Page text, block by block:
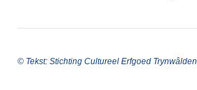
© Tekst: Stichting Cultureel Erfgoed Trynwâlden